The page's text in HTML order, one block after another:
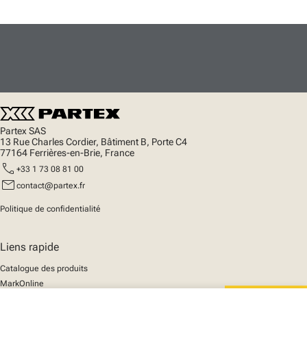
Partex SAS
13 Rue Charles Cordier, Bâtiment B, Porte C4
77164 Ferrières-en-Brie, France
call +33 1 73 08 81 00
mail contact@partex.fr
Politique de confidentialité
Liens rapide
Catalogue des produits
MarkOnline